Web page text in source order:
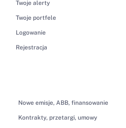
Nowe emisje, ABB, finansowanie
Kontrakty, przetargi, umowy
Twoje alerty
Twoje portfele
Logowanie
Rejestracja